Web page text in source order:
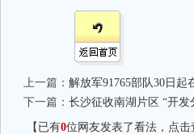
上一篇： 解放军91765部队30日起
下一篇： 长沙征收南湖片区 “开发
【已有0位网友发表了看法，点击